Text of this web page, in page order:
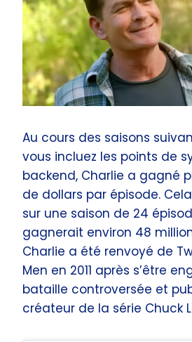
Au cours des saisons
vous incluez les points de
backend, Charlie a gagné
de dollars par épisode.
sur une saison de 24
gagnerait environ 48
Charlie a été renvoyé de
Men en 2011 après s’être
bataille controversée et
créateur de la série Chuck